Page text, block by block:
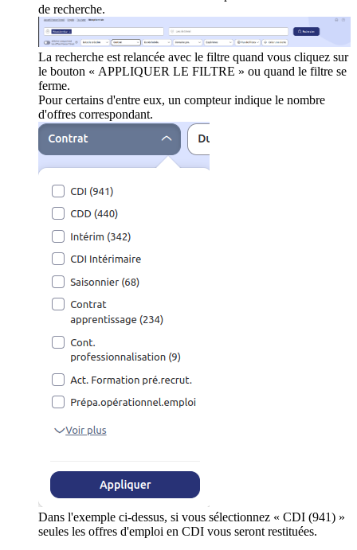
de recherche.
La recherche est relancée avec le filtre quand vous cliquez sur
le bouton « APPLIQUER LE FILTRE » ou quand le filtre se
ferme.
Pour certains d'entre eux, un compteur indique le nombre
d'offres correspondant.
Dans l'exemple ci-dessus, si vous sélectionnez « CDI (941) »
seules les offres d'emploi en CDI vous seront restituées.